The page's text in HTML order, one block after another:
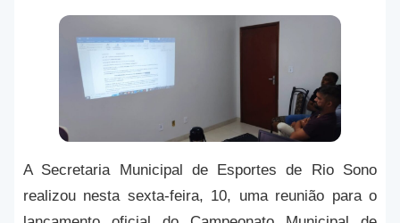
A Secretaria Municipal de Esportes de Rio Sono
realizou nesta sexta-feira, 10, uma reunião para o